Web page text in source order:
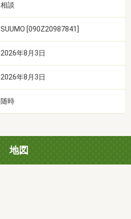
相談
SUUMO [090Z20987841]
2026年8月3日
2026年8月3日
随時
地図